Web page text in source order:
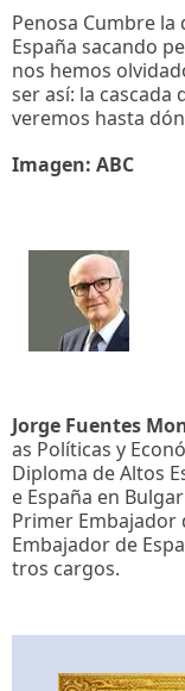
Penosa Cumbre la
España sacando
nos hemos
ser así: la cascada
veremos hasta
Imagen: ABC
Jorge Fuentes
as Políticas y
Diploma de Altos
e España en
Primer Embajador
Embajador de
tros cargos.